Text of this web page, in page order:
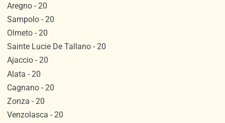
Aregno - 20
Sampolo - 20
Olmeto - 20
Sainte Lucie De Tallano - 20
Ajaccio - 20
Alata - 20
Cagnano - 20
Zonza - 20
Venzolasca - 20